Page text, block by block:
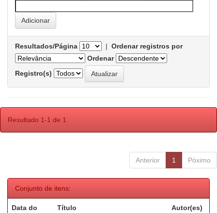
Resultados/Página | Ordenar registros por
Ordenar
Registro(s)
Resultado 1-1 de 1.
Anterior 1 Póximo
Conjunto de itens:
Data do
Título Autor(es)